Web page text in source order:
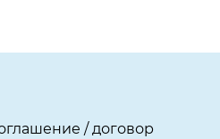
/ договор